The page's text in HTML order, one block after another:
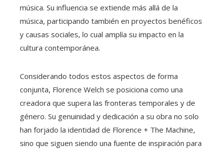
música. Su influencia se extiende más allá de la
música, participando también en proyectos benéficos
y causas sociales, lo cual amplía su impacto en la
cultura contemporánea.
Considerando todos estos aspectos de forma
conjunta, Florence Welch se posiciona como una
creadora que supera las fronteras temporales y de
género. Su genuinidad y dedicación a su obra no solo
han forjado la identidad de Florence + The Machine,
sino que siguen siendo una fuente de inspiración para